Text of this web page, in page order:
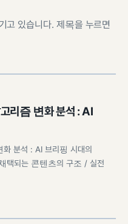
고 있습니다. 제목을 누르면
리즘 변화 분석 : AI
분석 : AI 브리핑 시대의
택되는 콘텐츠의 구조 / 실전